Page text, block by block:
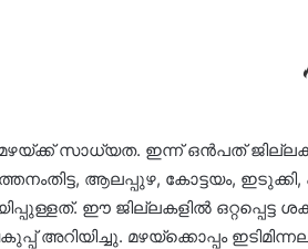
സാധ്യത. ഇന്ന് ഒൻപത്
ആലപ്പുഴ, കോട്ടയം,
ഈ ജില്ലകളിൽ ഒറ്റപ്പെട്ട
അറിയിച്ചു. മഴയ്ക്കൊപ്പം